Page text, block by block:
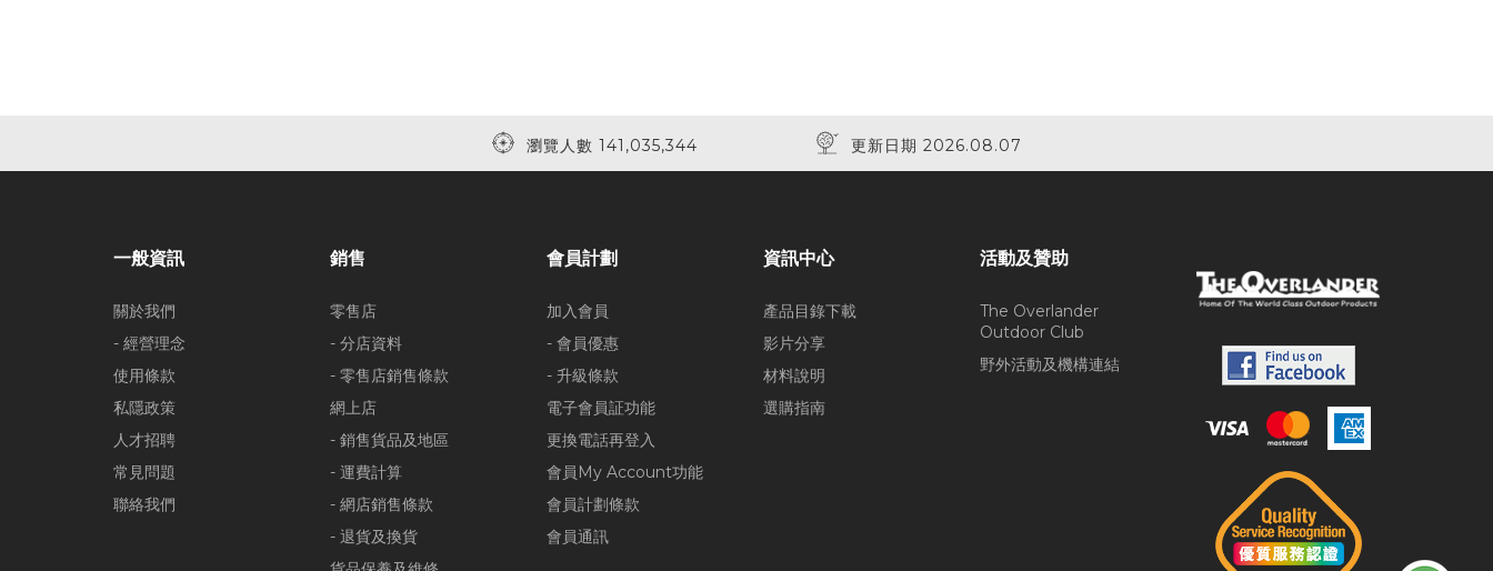
瀏覽人數 141,035,344 更新日期 2026.08.07
一般資訊
關於我們
- 經營理念
使用條款
私隱政策
人才招聘
常見問題
聯絡我們
銷售
零售店
- 分店資料
- 零售店銷售條款
網上店
- 銷售貨品及地區
- 運費計算
- 網店銷售條款
- 退貨及換貨
會員計劃
加入會員
- 會員優惠
- 升級條款
電子會員証功能
更換電話再登入
會員My Account功能
會員計劃條款
會員通訊
資訊中心
產品目錄下載
影片分享
材料說明
選購指南
活動及贊助
The Overlander
Outdoor Club
野外活動及機構連結